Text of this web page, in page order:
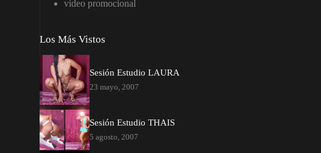
vídeo promocional
Los Más Vistos
Sesión Estudio LAURA
23 mayo, 2007
Sesión Estudio THAIS
5 agosto, 2007